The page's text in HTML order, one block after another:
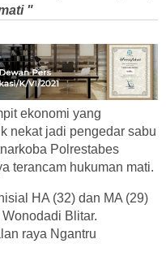
"
ekonomi yang
nekat jadi pengedar sabu
Polrestabes
terancam hukuman mati.
HA (32) dan MA (29)
Blitar.
raya Ngantru